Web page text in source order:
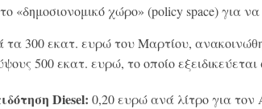
«δημοσιονομικό χώρο» (policy space) για
τα 300 εκατ. ευρώ του Μαρτίου,
500 εκατ. ευρώ, το οποίο εξειδικεύεται
Diesel: 0,20 ευρώ ανά λίτρο για τον